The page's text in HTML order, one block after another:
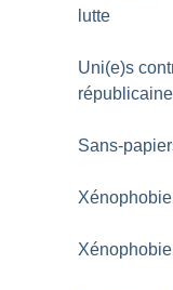
lutte
Uni(e)s
républicaine
Sans-